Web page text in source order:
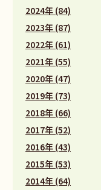
2024年 (84)
2023年 (87)
2022年 (61)
2021年 (55)
2020年 (47)
2019年 (73)
2018年 (66)
2017年 (52)
2016年 (43)
2015年 (53)
2014年 (64)